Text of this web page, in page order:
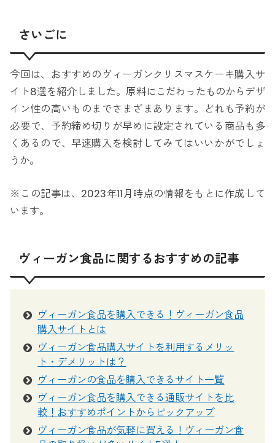
さいごに
今回は、おすすめのヴィーガンクリスマスケーキ購入サ
イト8選を紹介しました。原料にこだわったものからデザ
イン性の高いものまでさまざまあります。どれも予約が
必要で、予約締め切りが早めに設定されている商品も多
くあるので、早速購入を検討してみてはいいかがでしょ
うか。
※この記事は、2023年11月時点の情報をもとに作成して
います。
ヴィーガン食品に関するおすすめの記事
ヴィーガン食品を購入できる！ヴィーガン食品
購入サイトとは
ヴィーガン食品購入サイトを利用するメリッ
ト・デメリットは？
ヴィーガンの食品を購入できるサイト一覧
ヴィーガン食品を購入できる通販サイトを比
較！おすすめポイントからピックアップ
ヴィーガン食品が気軽に買える！ヴィーガン食